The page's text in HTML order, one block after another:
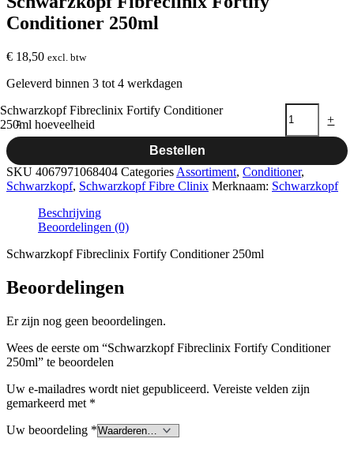
Conditioner 250ml
€ 18,50 excl. btw
Geleverd binnen 3 tot 4 werkdagen
-
Schwarzkopf Fibreclinix Fortify Conditioner
250ml hoeveelheid
+
Bestellen
SKU 4067971068404 Categories Assortiment, Conditioner,
Schwarzkopf, Schwarzkopf Fibre Clinix Merknaam: Schwarzkopf
Beschrijving
Beoordelingen (0)
Schwarzkopf Fibreclinix Fortify Conditioner 250ml
Beoordelingen
Er zijn nog geen beoordelingen.
Wees de eerste om “Schwarzkopf Fibreclinix Fortify Conditioner
250ml” te beoordelen
Uw e-mailadres wordt niet gepubliceerd. Vereiste velden zijn
gemarkeerd met *
Uw beoordeling *